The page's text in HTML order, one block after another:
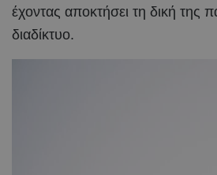
έχοντας αποκτήσει τη δική της
διαδίκτυο.